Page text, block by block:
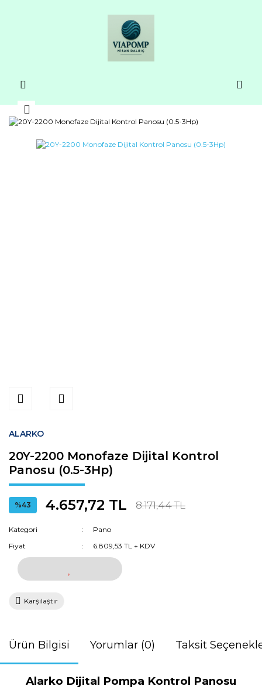
ALARKO
20Y-2200 Monofaze Dijital Kontrol
Panosu (0.5-3Hp)
%43 4.657,72 TL 8.171,44 TL
Kategori
Pano
Fiyat
6.809,53 TL + KDV
Karşılaştır
Ürün Bilgisi Yorumlar (0) Taksit
Alarko Dijital Pompa Kontrol Panosu